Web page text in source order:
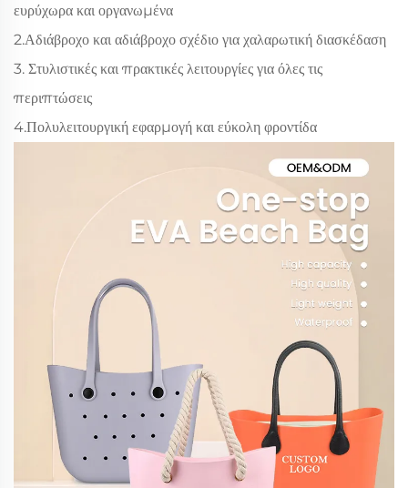
ευρύχωρα και οργανωμένα
2.Αδιάβροχο και αδιάβροχο σχέδιο για χαλαρωτική διασκέδαση
3. Στυλιστικές και πρακτικές λειτουργίες για όλες τις
περιπτώσεις
4.Πολυλειτουργική εφαρμογή και εύκολη φροντίδα